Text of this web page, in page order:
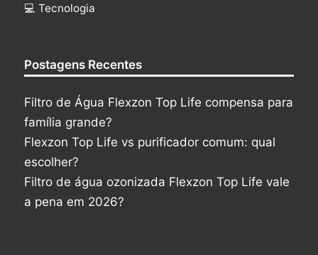
‍💻 Tecnologia
Postagens Recentes
Filtro de Água Flexzon Top Life compensa para
família grande?
Flexzon Top Life vs purificador comum: qual
escolher?
Filtro de água ozonizada Flexzon Top Life vale
a pena em 2026?